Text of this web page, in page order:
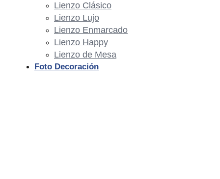
Lienzo Clásico
Lienzo Lujo
Lienzo Enmarcado
Lienzo Happy
Lienzo de Mesa
Foto Decoración